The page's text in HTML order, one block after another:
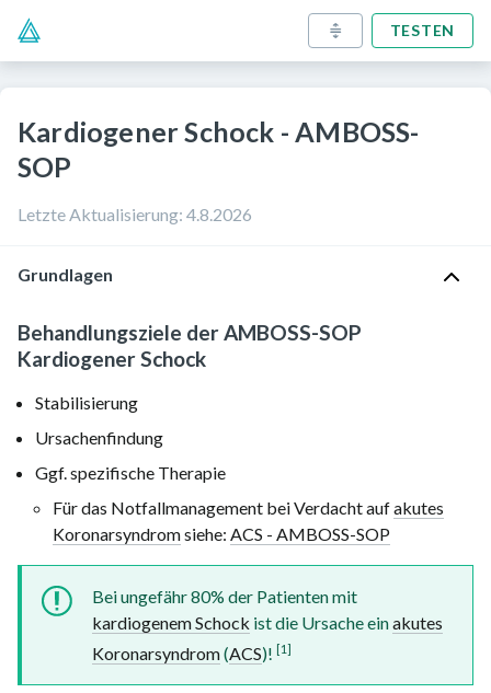
TESTEN
Kardiogener Schock - AMBOSS-
SOP
Letzte Aktualisierung: 4.8.2026
Grundlagen
Behandlungsziele der AMBOSS-SOP
Kardiogener Schock
Stabilisierung
Ursachenfindung
Ggf. spezifische Therapie
Für das Notfallmanagement bei Verdacht aufakutes
Koronarsyndromsiehe: ACS - AMBOSS-SOP
Bei ungefähr 80% der Patienten mit
kardiogenem Schock ist die Ursache einakutes
Koronarsyndrom(ACS)! [1]